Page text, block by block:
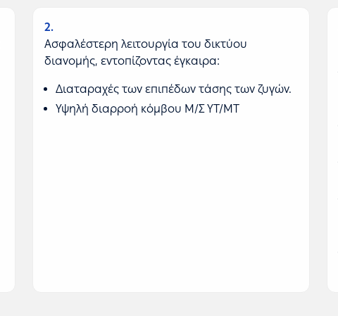
2
Ασφαλέστερη λειτουργία του δικτύου
διανομής, εντοπίζοντας έγκαιρα:
Διαταραχές των επιπέδων τάσης των ζυγών.
Υψηλή διαρροή κόμβου Μ/Σ ΥΤ/ΜΤ